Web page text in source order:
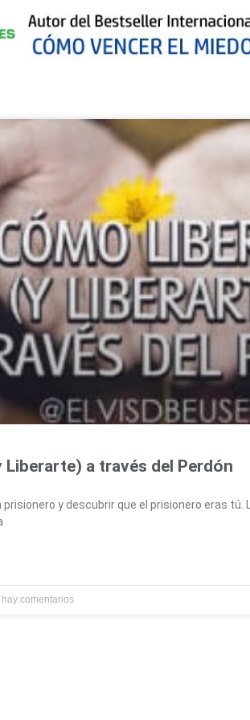
Liberarte) a través del Perdón
y descubrir que el prisionero eras tú.
hay comentarios